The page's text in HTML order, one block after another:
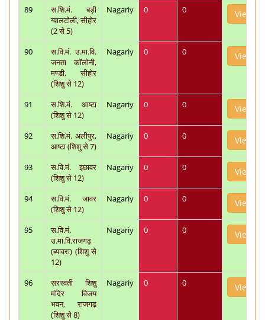
89
स.शि.मं. बड़ी
ग्वालटोली, सीहोर
(2 से 5)
Nagariy 0 0 View
90
स.वि.मं. उ.मा.वि.
जनता कॉलोनी,
मण्डी, सीहोर
(शिशु से 12)
Nagariy 0 0 View
91
स.शि.मं. आष्टा
(शिशु से 12)
Nagariy 0 0 View
92
स.शि.मं. अलीपुर,
आष्टा (शिशु से 7)
Nagariy 0 0 View
93
स.वि.मं. इछावर
(शिशु से 12)
Nagariy 0 0 View
94
स.वि.मं. जावर
(शिशु से 12)
Nagariy 0 0 View
95
स.वि.मं.
उ.मा.वि.राजगढ़
(ब्यावरा) (शिशु से
12)
Nagariy 0 0 View
96
सरस्वती शिशु
मंदिर विजय
भवन, राजगढ़
(शिशु से 8)
Nagariy 0 0 View